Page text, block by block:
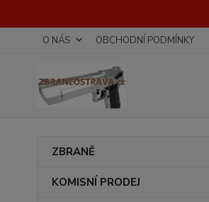
O NÁS OBCHODNÍ PODMÍNKY
ZBRANĚ
KOMISNÍ PRODEJ